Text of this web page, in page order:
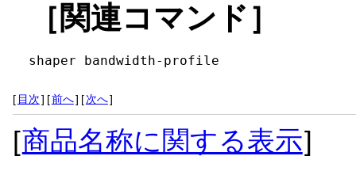
［関連コマンド］
shaper bandwidth-profile
[ 目次] [前へ] [次へ]
[商品名称に関する表示]